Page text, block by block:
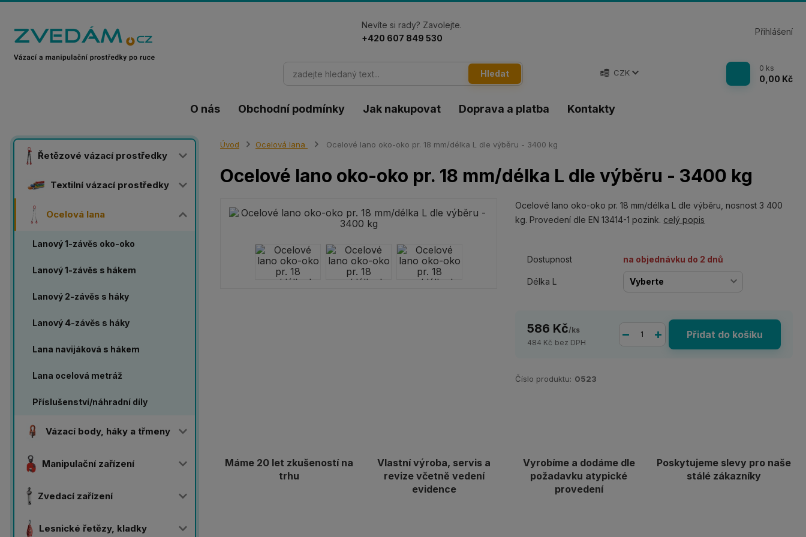
O nás Obchodní podmínky Jak nakupovat Doprava a platba Kontakty
CZK
Přihlášení
Hledat
Nevíte si rady? Zavolejte.
+420 607 849 530
0 ks
0,00 Kč
Řetězové vázací prostředky
Textilní vázací prostředky
Ocelová lana
Lanový 1-závěs oko-oko
Lanový 1-závěs s hákem
Lanový 2-závěs s háky
Lanový 4-závěs s háky
Lana navijáková s hákem
Lana ocelová metráž
Příslušenství/náhradní díly
Vázací body, háky a třmeny
Manipulační zařízení
Zvedací zařízení
Lesnické řetězy, kladky
Úvod Ocelová lana Ocelové lano oko-oko pr. 18 mm/délka L dle výběru - 3400 kg
Ocelové lano oko-oko pr. 18 mm/délka L dle výběru - 3400 kg
Ocelové lano oko-oko pr. 18 mm/délka L dle výběru, nosnost 3 400
kg. Provedení dle EN 13414-1 pozink. celý popis
Dostupnost na objednávku do 2 dnů
Délka L
586 Kč/ks
484 Kč bez DPH
Přidat do košíku
Číslo produktu: 0523
Máme 20 let zkušeností na
trhu
Vlastní výroba, servis a
revize včetně vedení
evidence
Vyrobíme a dodáme dle
požadavku atypické
provedení
Poskytujeme slevy pro naše
stálé zákazníky